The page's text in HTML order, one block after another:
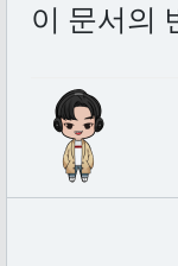
이 문서의